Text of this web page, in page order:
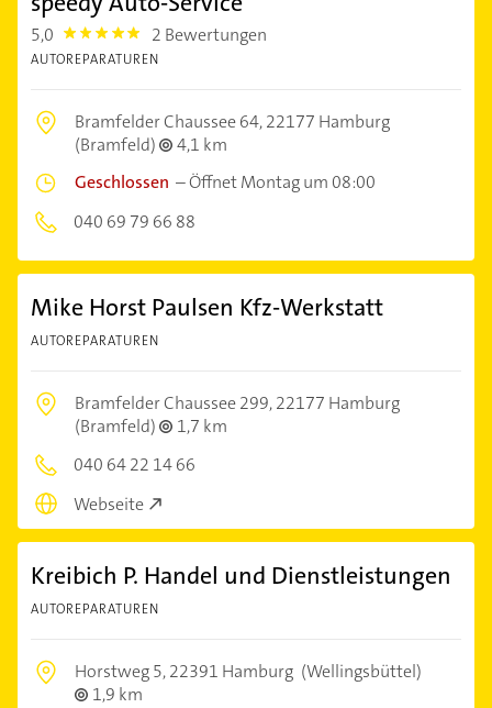
5,0 5.0 2 Bewertungen
AUTOREPARATUREN
Bramfelder Chaussee 64,22177 Hamburg
(Bramfeld)
4,1 km
Geschlossen –Öffnet Montag um 08:00
040 69 79 66 88
Mike Horst Paulsen Kfz-Werkstatt
AUTOREPARATUREN
Bramfelder Chaussee 299,22177 Hamburg
(Bramfeld)
1,7 km
040 64 22 14 66
Webseite
Kreibich P. Handel und Dienstleistungen
AUTOREPARATUREN
Horstweg 5,22391 Hamburg (Wellingsbüttel)
1,9 km